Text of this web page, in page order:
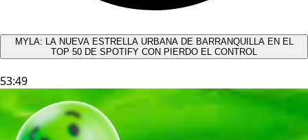
MYLA: LA NUEVA ESTRELLA URBANA DE BARRANQUILLA EN EL
TOP 50 DE SPOTIFY CON PIERDO EL CONTROL
53:49